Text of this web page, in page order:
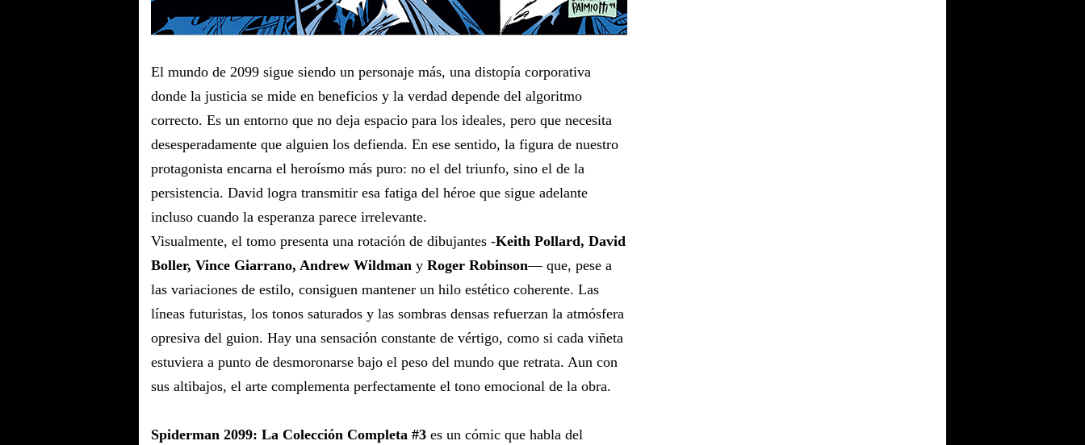
El mundo de 2099 sigue siendo un personaje más, una distopía corporativa
donde la justicia se mide en beneficios y la verdad depende del algoritmo
correcto. Es un entorno que no deja espacio para los ideales, pero que necesita
desesperadamente que alguien los defienda. En ese sentido, la figura de nuestro
protagonista encarna el heroísmo más puro: no el del triunfo, sino el de la
persistencia. David logra transmitir esa fatiga del héroe que sigue adelante
incluso cuando la esperanza parece irrelevante.
Visualmente, el tomo presenta una rotación de dibujantes -Keith Pollard, David
Boller, Vince Giarrano, Andrew Wildman y Roger Robinson— que, pese a
las variaciones de estilo, consiguen mantener un hilo estético coherente. Las
líneas futuristas, los tonos saturados y las sombras densas refuerzan la atmósfera
opresiva del guion. Hay una sensación constante de vértigo, como si cada viñeta
estuviera a punto de desmoronarse bajo el peso del mundo que retrata. Aun con
sus altibajos, el arte complementa perfectamente el tono emocional de la obra.
Spiderman 2099: La Colección Completa #3 es un cómic que habla del